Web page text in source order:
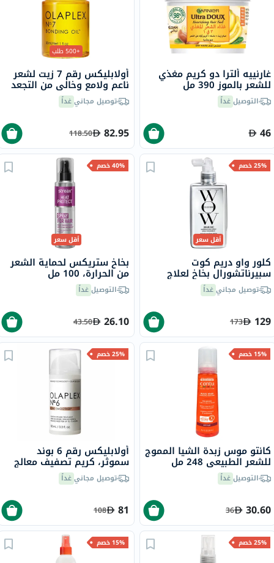
غارنييه ألترا دو كريم مغذي
للشعر بالموز 390 مل
التوصيلغداً
46
+500 طلب
أولابليكس رقم 7 زيت لشعر
ناعم ولامع وخالي من التجعد
30 ملتوصيل مجانيغداً
82.95
118.50
25% خصم
أقل سعر
كلور واو دريم كوت
سبيرناتشورال بخاخ لعلاج
تجعد الشعر، 200 مل
توصيل مجانيغداً
129
173
40% خصم
أقل سعر
بخاخ ستريكس لحماية الشعر
من الحرارة، 100 مل
التوصيلغداً
26.10
43.50
15% خصم
كانتو موس زبدة الشيا المموج
للشعر الطبيعي 248 مل
التوصيلغداً
30.60
36
25% خصم
أولابليكس رقم 6 بوند
سموثر، كريم تصفيف معالج
للشعر، يُترك على الشعر، 100
ملتوصيل مجانيغداً
81
108
25% خصم 15% خصم